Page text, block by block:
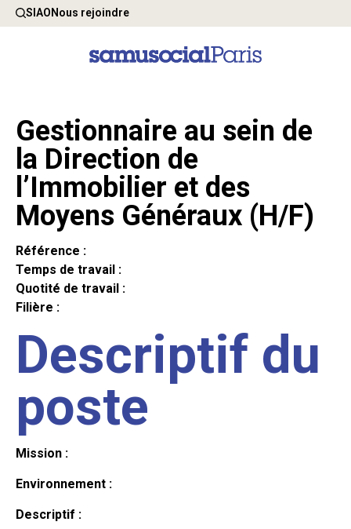
SIAONous rejoindre
Gestionnaire au sein de
la Direction de
l’Immobilier et des
Moyens Généraux (H/F)
Référence :
Temps de travail :
Quotité de travail :
Filière :
Descriptif du
poste
Mission :
Environnement :
Descriptif :